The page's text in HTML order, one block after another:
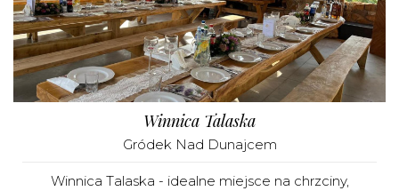
Winnica Talaska
Gródek Nad Dunajcem
Winnica Talaska - idealne miejsce na chrzciny,